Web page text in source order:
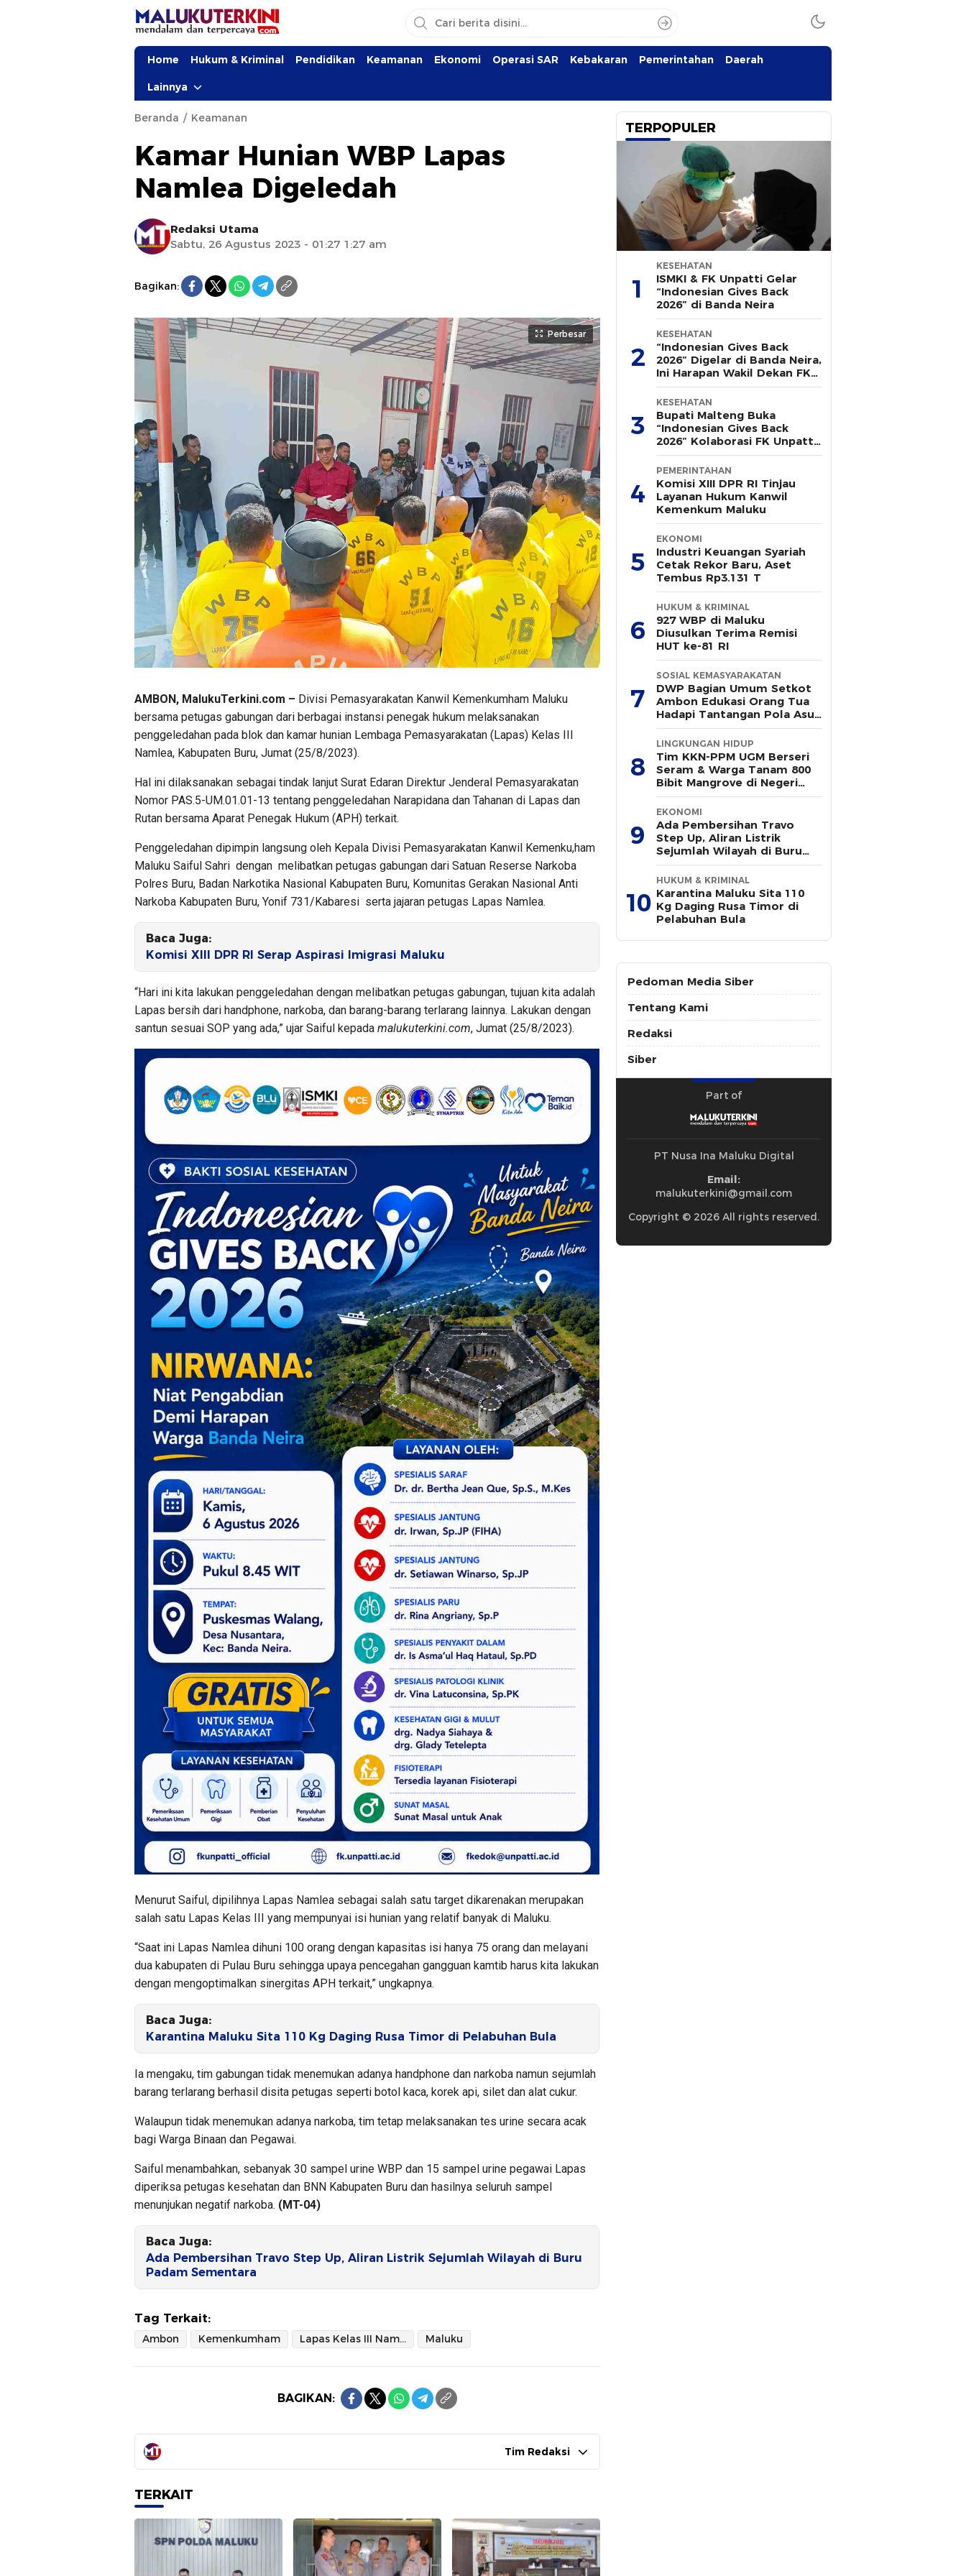
Home Hukum & Kriminal Pendidikan Keamanan Ekonomi Operasi SAR Kebakaran Pemerintahan Daerah
Lainnya
Beranda Keamanan
Kamar Hunian WBP Lapas
Namlea Digeledah
Redaksi Utama
Sabtu, 26 Agustus 2023 - 01:27 1:27 am
Bagikan:
Perbesar
AMBON, MalukuTerkini.com – Divisi Pemasyarakatan Kanwil Kemenkumham Maluku
bersama petugas gabungan dari berbagai instansi penegak hukum melaksanakan
penggeledahan pada blok dan kamar hunian Lembaga Pemasyarakatan (Lapas) Kelas III
Namlea, Kabupaten Buru, Jumat (25/8/2023).
Hal ini dilaksanakan sebagai tindak lanjut Surat Edaran Direktur Jenderal Pemasyarakatan
Nomor PAS.5-UM.01.01-13 tentang penggeledahan Narapidana dan Tahanan di Lapas dan
Rutan bersama Aparat Penegak Hukum (APH) terkait.
Penggeledahan dipimpin langsung oleh Kepala Divisi Pemasyarakatan Kanwil Kemenku,ham
Maluku Saiful Sahri dengan melibatkan petugas gabungan dari Satuan Reserse Narkoba
Polres Buru, Badan Narkotika Nasional Kabupaten Buru, Komunitas Gerakan Nasional Anti
Narkoba Kabupaten Buru, Yonif 731/Kabaresi serta jajaran petugas Lapas Namlea.
Baca Juga:
Komisi XIII DPR RI Serap Aspirasi Imigrasi Maluku
“Hari ini kita lakukan penggeledahan dengan melibatkan petugas gabungan, tujuan kita adalah
Lapas bersih dari handphone, narkoba, dan barang-barang terlarang lainnya. Lakukan dengan
santun sesuai SOP yang ada,” ujar Saiful kepada malukuterkini.com, Jumat (25/8/2023).
Menurut Saiful, dipilihnya Lapas Namlea sebagai salah satu target dikarenakan merupakan
salah satu Lapas Kelas III yang mempunyai isi hunian yang relatif banyak di Maluku.
“Saat ini Lapas Namlea dihuni 100 orang dengan kapasitas isi hanya 75 orang dan melayani
dua kabupaten di Pulau Buru sehingga upaya pencegahan gangguan kamtib harus kita lakukan
dengan mengoptimalkan sinergitas APH terkait,” ungkapnya.
Baca Juga:
Karantina Maluku Sita 110 Kg Daging Rusa Timor di Pelabuhan Bula
Ia mengaku, tim gabungan tidak menemukan adanya handphone dan narkoba namun sejumlah
barang terlarang berhasil disita petugas seperti botol kaca, korek api, silet dan alat cukur.
Walaupun tidak menemukan adanya narkoba, tim tetap melaksanakan tes urine secara acak
bagi Warga Binaan dan Pegawai.
Saiful menambahkan, sebanyak 30 sampel urine WBP dan 15 sampel urine pegawai Lapas
diperiksa petugas kesehatan dan BNN Kabupaten Buru dan hasilnya seluruh sampel
menunjukan negatif narkoba. (MT-04)
Baca Juga:
Ada Pembersihan Travo Step Up, Aliran Listrik Sejumlah Wilayah di Buru
Padam Sementara
Tag Terkait:
Ambon Kemenkumham Lapas Kelas III Namlea Maluku
BAGIKAN:
Tim Redaksi
TERKAIT
TERPOPULER
1
KESEHATAN
ISMKI & FK Unpatti Gelar
“Indonesian Gives Back
2026” di Banda Neira
2
KESEHATAN
“Indonesian Gives Back
2026” Digelar di Banda Neira,
Ini Harapan Wakil Dekan FK
Unpatti
3
KESEHATAN
Bupati Malteng Buka
“Indonesian Gives Back
2026” Kolaborasi FK Unpatti
& ISMKI di Banda Neira
4
PEMERINTAHAN
Komisi XIII DPR RI Tinjau
Layanan Hukum Kanwil
Kemenkum Maluku
5
EKONOMI
Industri Keuangan Syariah
Cetak Rekor Baru, Aset
Tembus Rp3.131 T
6
HUKUM & KRIMINAL
927 WBP di Maluku
Diusulkan Terima Remisi
HUT ke-81 RI
7
SOSIAL KEMASYARAKATAN
DWP Bagian Umum Setkot
Ambon Edukasi Orang Tua
Hadapi Tantangan Pola Asuh
Modern
8
LINGKUNGAN HIDUP
Tim KKN-PPM UGM Berseri
Seram & Warga Tanam 800
Bibit Mangrove di Negeri
Wailulu
9
EKONOMI
Ada Pembersihan Travo
Step Up, Aliran Listrik
Sejumlah Wilayah di Buru
Padam Sementara
10
HUKUM & KRIMINAL
Karantina Maluku Sita 110
Kg Daging Rusa Timor di
Pelabuhan Bula
Pedoman Media Siber
Tentang Kami
Redaksi
Siber
Part of
PT Nusa Ina Maluku Digital
Email:
malukuterkini@gmail.com
Copyright © 2026 All rights reserved.